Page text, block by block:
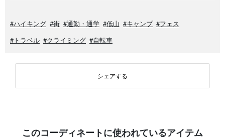
#ハイキング #街 #通勤・通学 #低山 #キャンプ #フェス
#トラベル #クライミング #自転車
シェアする
このコーディネートに使われているアイテム